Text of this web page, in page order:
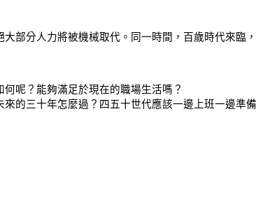
部分人力將被機械取代。同一時間，百歲時代來臨
呢？能夠滿足於現在的職場生活嗎？
的三十年怎麼過？四五十世代應該一邊上班一邊準